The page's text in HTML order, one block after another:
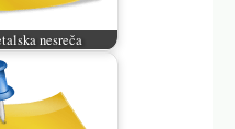
nesreča